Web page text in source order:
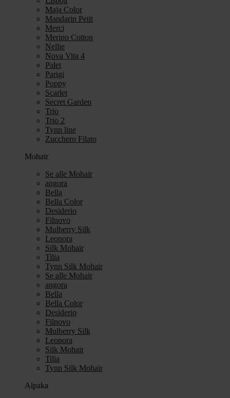
Maja Color
Mandarin Petit
Merci
Merino Cotton
Nellie
Nova Vita 4
Palet
Parigi
Poppy
Scarlet
Secret Garden
Trio
Trio 2
Tynn line
Zucchero Filato
Mohair
Se alle Mohair
angora
Bella
Bella Color
Desiderio
Filnovo
Mulberry Silk
Leonora
Silk Mohair
Tilia
Tynn Silk Mohair
Se alle Mohair
angora
Bella
Bella Color
Desiderio
Filnovo
Mulberry Silk
Leonora
Silk Mohair
Tilia
Tynn Silk Mohair
Alpaka